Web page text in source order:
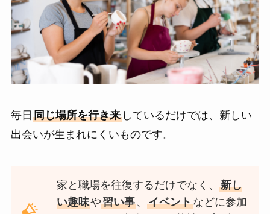
毎日 同じ場所を行き来しているだけでは、新しい
出会いが生まれにくいものです。
家と職場を往復するだけでなく、新し
い趣味や習い事、イベントなどに参加